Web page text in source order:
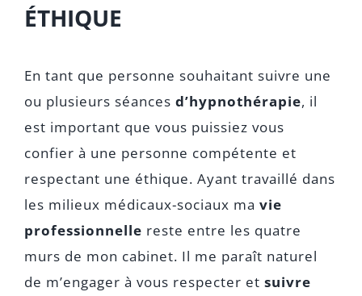
ÉTHIQUE
En tant que personne souhaitant suivre une
ou plusieurs séances d’hypnothérapie, il
est important que vous puissiez vous
confier à une personne compétente et
respectant une éthique. Ayant travaillé dans
les milieux médicaux-sociaux ma vie
professionnelle reste entre les quatre
murs de mon cabinet. Il me paraît naturel
de m’engager à vous respecter et suivre